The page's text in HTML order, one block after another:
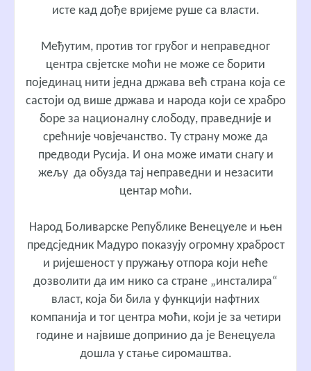
исте кад дође вријеме руше са власти.
Међутим, против тог грубог и неправедног
центра свјетске моћи не може се борити
појединац нити једна држава већ страна која се
састоји од више држава и народа који се храбро
боре за националну слободу, праведније и
срећније човјечанство. Ту страну може да
предводи Русија. И она може имати снагу и
жељу да обузда тај неправедни и незасити
центар моћи.
Народ Боливарске Републике Венецуеле и њен
предсједник Мадуро показују огромну храброст
и ријешеност у пружању отпора који неће
дозволити да им нико са стране „инсталира“
власт, која би била у функцији нафтних
компанија и тог центра моћи, који је за четири
године и највише допринио да је Венецуела
дошла у стање сиромаштва.